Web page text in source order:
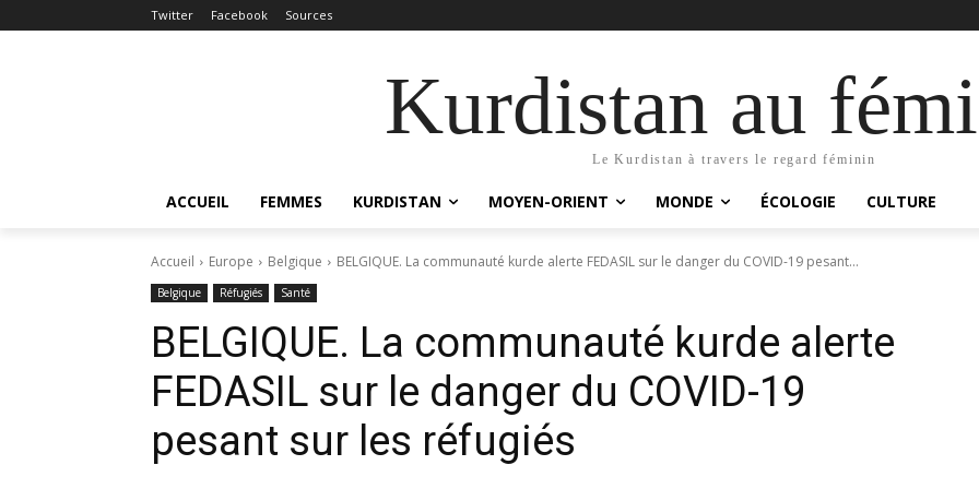
Twitter Facebook Sources
Kurdistan au
Le Kurdistan à travers le regard féminin
ACCUEIL FEMMES KURDISTAN MOYEN-ORIENT MONDE ÉCOLOGIE CULTURE
Accueil Europe Belgique BELGIQUE. La communauté kurde alerte FEDASIL sur le danger du COVID-19 pesant...
Belgique Réfugiés Santé
BELGIQUE. La communauté kurde alerte
FEDASIL sur le danger du COVID-19
pesant sur les réfugiés